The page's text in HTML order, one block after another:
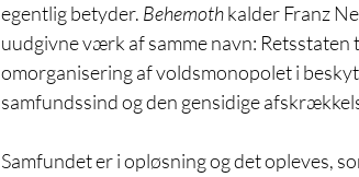
egentlig betyder. Behemoth kalder Franz
uudgivne værk af samme navn:
omorganisering af voldsmonopolet i
samfundssind og den gensidige
Samfundet er i opløsning og det opleves,